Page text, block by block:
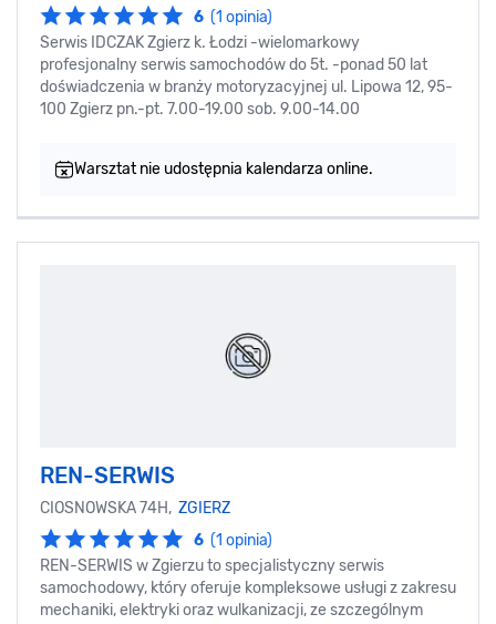
6 (1 opinia)
Serwis IDCZAK Zgierz k. Łodzi -wielomarkowy
profesjonalny serwis samochodów do 5t. -ponad 50 lat
doświadczenia w branży motoryzacyjnej ul. Lipowa 12, 95-
100 Zgierz pn.-pt. 7.00-19.00 sob. 9.00-14.00
Warsztat nie udostępnia kalendarza online.
REN-SERWIS
CIOSNOWSKA 74H, ZGIERZ
6 (1 opinia)
REN-SERWIS w Zgierzu to specjalistyczny serwis
samochodowy, który oferuje kompleksowe usługi z zakresu
mechaniki, elektryki oraz wulkanizacji, ze szczególnym